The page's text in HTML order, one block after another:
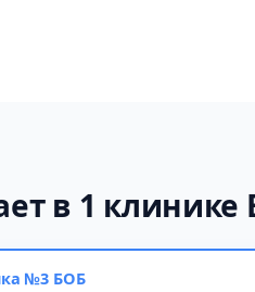
в 1 клинике
№3 БОБ